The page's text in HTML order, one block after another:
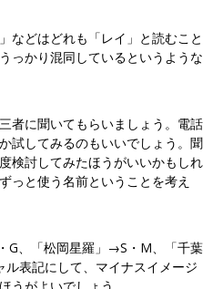
などはどれも「レイ」と読むこと
っかり混同しているというような
者に聞いてもらいましょう。電話
試してみるのもいいでしょう。聞
検討してみたほうがいいかもしれ
っと使う名前ということを考え
G、「松岡星羅」→S・M、「千葉
表記にして、マイナスイメージ
うがよいでしょう。